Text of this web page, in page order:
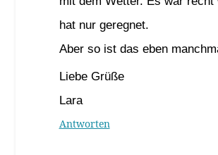
hat nur geregnet.
Aber so ist das eben
Liebe Grüße
Lara
Antworten